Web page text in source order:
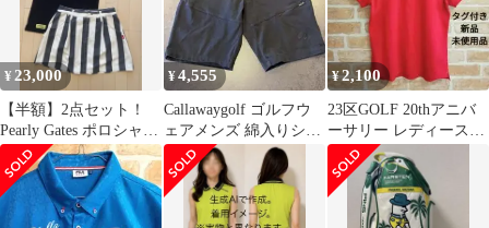
¥ 23,000
【半額】2点セット！
Pearly Gates ポロシャツ
&スカート
¥4,555
Callawaygolf ゴルフウ
ェアメンズ 綿入りショ
ートパンツ黒 Lサイズ
¥2,100
23区GOLF 20thアニバ
ーサリー レディースポ
ロシャツ